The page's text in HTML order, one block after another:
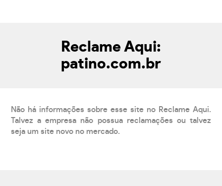
Reclame Aqui:
patino.com.br
Não há informações sobre esse site no Reclame Aqui.
Talvez a empresa não possua reclamações ou talvez
seja um site novo no mercado.